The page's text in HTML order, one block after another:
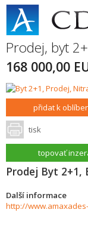
Prodej, byt
168 000,00
přidat k
tisk
topovať
Prodej Byt 2+1,
Další informace